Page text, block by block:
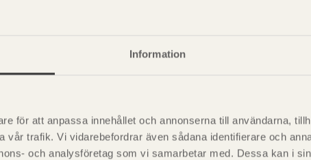
Information
för att anpassa innehållet och annonserna till användarna,
vår trafik. Vi vidarebefordrar även sådana identifierare och
och analysföretag som vi samarbetar med. Dessa kan i
svensk sågverksnärings
träprodukter och deras